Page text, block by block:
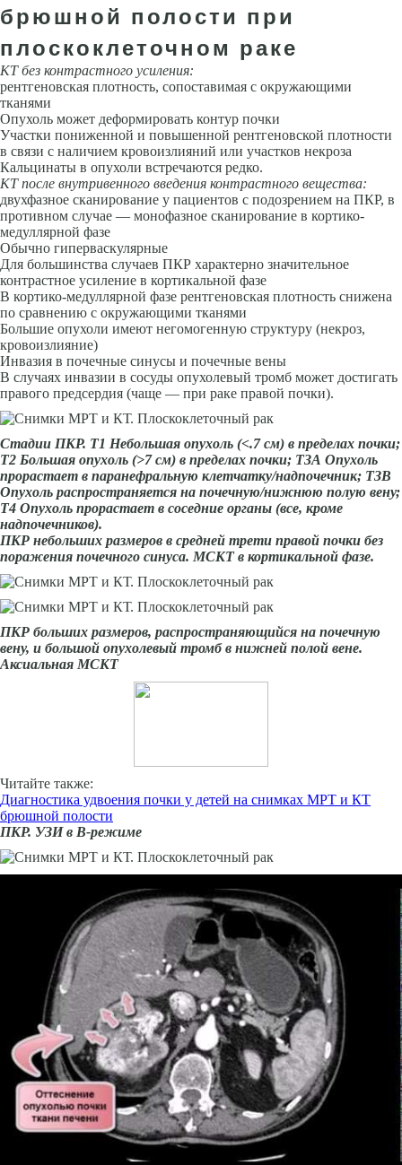
брюшной полости при
плоскоклеточном раке
КТ без контрастного усиления:
рентгеновская плотность, сопоставимая с окружающими
тканями
Опухоль может деформировать контур почки
Участки пониженной и повышенной рентгеновской плотности
в связи с наличием кровоизлияний или участков некроза
Кальцинаты в опухоли встречаются редко.
КТ после внутривенного введения контрастного вещества:
двухфазное сканирование у пациентов с подозрением на ПКР, в
противном случае — монофазное сканирование в кортико-
медуллярной фазе
Обычно гиперваскулярные
Для большинства случаев ПКР характерно значительное
контрастное усиление в кортикальной фазе
В кортико-медуллярной фазе рентгеновская плотность снижена
по сравнению с окружающими тканями
Большие опухоли имеют негомогенную структуру (некроз,
кровоизлияние)
Инвазия в почечные синусы и почечные вены
В случаях инвазии в сосуды опухолевый тромб может достигать
правого предсердия (чаще — при раке правой почки).
Стадии ПКР. Т1 Небольшая опухоль (<.7 см) в пределах почки;
Т2 Большая опухоль (>7 см) в пределах почки; ТЗА Опухоль
прорастает в паранефральную клетчатку/надпочечник; ТЗВ
Опухоль распространяется на почечную/нижнюю полую вену;
Т4 Опухоль прорастает в соседние органы (все, кроме
надпочечников).
ПКР небольших размеров в средней трети правой почки без
поражения почечного синуса. МСКТ в кортикальной фазе.
ПКР больших размеров, распространяющийся на почечную
вену, и большой опухолевый тромб в нижней полой вене.
Аксиальная МСКТ
Читайте также:
Диагностика удвоения почки у детей на снимках МРТ и КТ
брюшной полости
ПКР. УЗИ в В-режиме